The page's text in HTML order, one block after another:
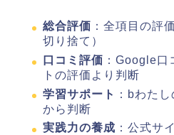
総合評価 ：全項目の評
切り捨て）
口コミ評価 ：Google口
トの評価より判断
学習サポート
：bわた
から判断
実践力の養成 ：公式サ